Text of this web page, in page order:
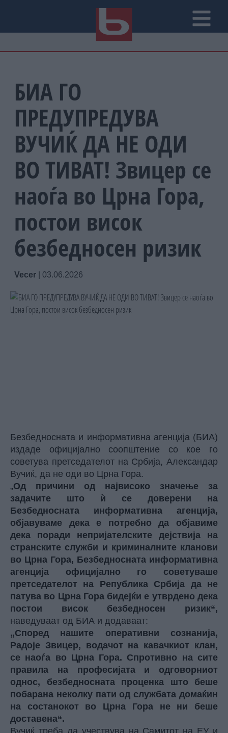
БИА ГО
ПРЕДУПРЕДУВА
ВУЧИЌ ДА НЕ ОДИ
ВО ТИВАТ! Звицер се
наоѓа во Црна Гора,
постои висок
безбедносен ризик
Vecer 03.06.2026
Безбедносната и информативна агенција (БИА)
издаде официјално соопштение со кое го
советува претседателот на Србија, Александар
Вучиќ, да не оди во Црна Гора.
„Од причини од највисоко значење за
задачите што ѝ се доверени на
Безбедносната информативна агенција,
објавуваме дека е потребно да објавиме
дека поради непријателските дејствија на
странските служби и криминалните кланови
во Црна Гора, Безбедносната информативна
агенција официјално го советуваше
претседателот на Република Србија да не
патува во Црна Гора бидејќи е утврдено дека
постои висок безбедносен ризик“,
наведуваат од БИА и додаваат:
„Според нашите оперативни сознанија,
Радоје Звицер, водачот на кавачкиот клан,
се наоѓа во Црна Гора. Спротивно на сите
правила на професијата и одговорниот
однос, безбедносната проценка што беше
побарана неколку пати од службата домаќин
на состанокот во Црна Гора не ни беше
доставена“.
Вучиќ треба да учествува на Самитот на ЕУ и